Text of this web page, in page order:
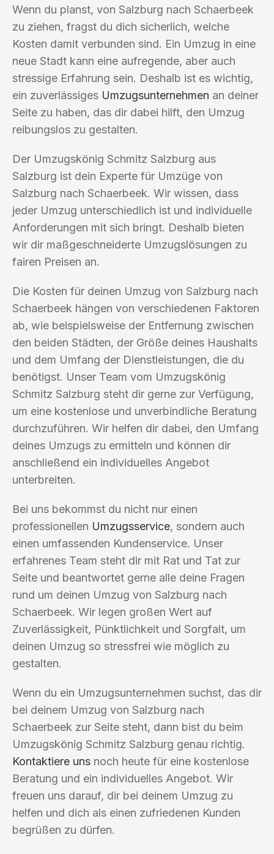
Wenn du planst, von Salzburg nach Schaerbeek
zu ziehen, fragst du dich sicherlich, welche
Kosten damit verbunden sind. Ein Umzug in eine
neue Stadt kann eine aufregende, aber auch
stressige Erfahrung sein. Deshalb ist es wichtig,
ein zuverlässiges Umzugsunternehmen an deiner
Seite zu haben, das dir dabei hilft, den Umzug
reibungslos zu gestalten.
Der Umzugskönig Schmitz Salzburg aus
Salzburg ist dein Experte für Umzüge von
Salzburg nach Schaerbeek. Wir wissen, dass
jeder Umzug unterschiedlich ist und individuelle
Anforderungen mit sich bringt. Deshalb bieten
wir dir maßgeschneiderte Umzugslösungen zu
fairen Preisen an.
Die Kosten für deinen Umzug von Salzburg nach
Schaerbeek hängen von verschiedenen Faktoren
ab, wie beispielsweise der Entfernung zwischen
den beiden Städten, der Größe deines Haushalts
und dem Umfang der Dienstleistungen, die du
benötigst. Unser Team vom Umzugskönig
Schmitz Salzburg steht dir gerne zur Verfügung,
um eine kostenlose und unverbindliche Beratung
durchzuführen. Wir helfen dir dabei, den Umfang
deines Umzugs zu ermitteln und können dir
anschließend ein individuelles Angebot
unterbreiten.
Bei uns bekommst du nicht nur einen
professionellen Umzugsservice, sondern auch
einen umfassenden Kundenservice. Unser
erfahrenes Team steht dir mit Rat und Tat zur
Seite und beantwortet gerne alle deine Fragen
rund um deinen Umzug von Salzburg nach
Schaerbeek. Wir legen großen Wert auf
Zuverlässigkeit, Pünktlichkeit und Sorgfalt, um
deinen Umzug so stressfrei wie möglich zu
gestalten.
Wenn du ein Umzugsunternehmen suchst, das dir
bei deinem Umzug von Salzburg nach
Schaerbeek zur Seite steht, dann bist du beim
Umzugskönig Schmitz Salzburg genau richtig.
Kontaktiere uns noch heute für eine kostenlose
Beratung und ein individuelles Angebot. Wir
freuen uns darauf, dir bei deinem Umzug zu
helfen und dich als einen zufriedenen Kunden
begrüßen zu dürfen.